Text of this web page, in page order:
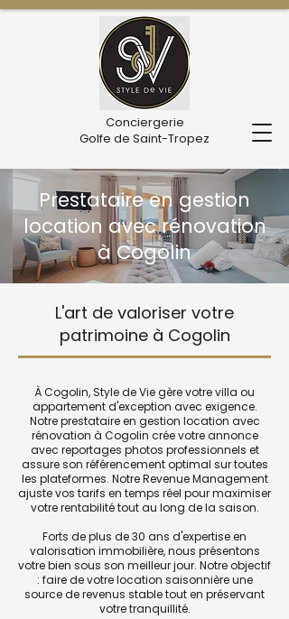
Conciergerie
Golfe de Saint-Tropez
Prestataire en gestion
location avec rénovation
à Cogolin
L'art de valoriser votre
patrimoine à Cogolin
À Cogolin, Style de Vie gère votre villa ou
appartement d'exception avec exigence.
Notre prestataire en gestion location avec
rénovation à Cogolin crée votre annonce
avec reportages photos professionnels et
assure son référencement optimal sur toutes
les plateformes. Notre Revenue Management
ajuste vos tarifs en temps réel pour maximiser
votre rentabilité tout au long de la saison.
Forts de plus de 30 ans d'expertise en
valorisation immobilière, nous présentons
votre bien sous son meilleur jour. Notre objectif
: faire de votre location saisonnière une
source de revenus stable tout en préservant
votre tranquillité.